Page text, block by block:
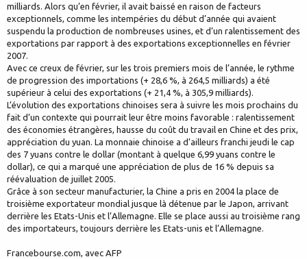
milliards. Alors qu’en février, il avait baissé en raison de facteurs
exceptionnels, comme les intempéries du début d’année qui avaient
suspendu la production de nombreuses usines, et d’un ralentissement des
exportations par rapport à des exportations exceptionnelles en février
2007.
Avec ce creux de février, sur les trois premiers mois de l’année, le rythme
de progression des importations (+ 28,6 %, à 264,5 milliards) a été
supérieur à celui des exportations (+ 21,4 %, à 305,9 milliards).
L’évolution des exportations chinoises sera à suivre les mois prochains du
fait d’un contexte qui pourrait leur être moins favorable : ralentissement
des économies étrangères, hausse du coût du travail en Chine et des prix,
appréciation du yuan. La monnaie chinoise a d’ailleurs franchi jeudi le cap
des 7 yuans contre le dollar (montant à quelque 6,99 yuans contre le
dollar), ce qui a marqué une appréciation de plus de 16 % depuis sa
réévaluation de juillet 2005.
Grâce à son secteur manufacturier, la Chine a pris en 2004 la place de
troisième exportateur mondial jusque là détenue par le Japon, arrivant
derrière les Etats-Unis et l’Allemagne. Elle se place aussi au troisième rang
des importateurs, toujours derrière les Etats-unis et l’Allemagne.
Francebourse.com, avec AFP